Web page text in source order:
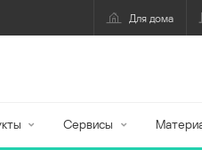
Для дома
Сервисы